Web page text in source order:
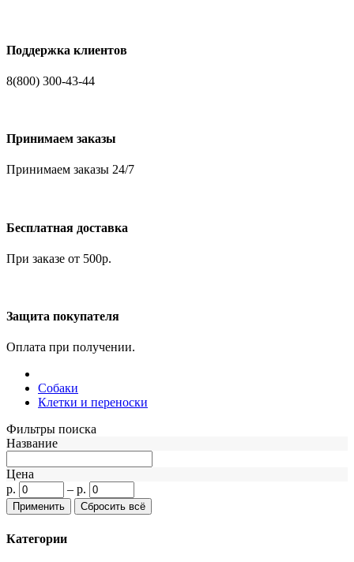
Поддержка клиентов
8(800) 300-43-44
Принимаем заказы
Принимаем заказы 24/7
Бесплатная доставка
При заказе от 500р.
Защита покупателя
Оплата при получении.
Собаки
Клетки и переноски
Фильтры поиска
Название
Цена
р.
– р.
Категории